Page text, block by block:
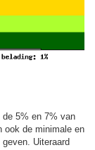
de 5% en 7% van
ook de minimale en
Uiteraard